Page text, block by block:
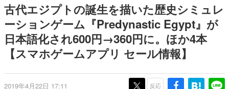
きます。
赫本
この物語を解いてはいけない。『赫本』は、〈試験問題〉
の形をした短編ホラー小説集です。
これからのデジタルゲーム市場を担う若きクリエイター達
の姿を追い、彼らのルーツと情熱を探っていきます。
古代エジプトの誕生を描いた歴史シミュレ
ーションゲーム『Predynastic Egypt』が
日本語化され600円→360円に。ほか4本
【スマホゲームアプリ セール情報】
2019年4月22日 17:11 反応